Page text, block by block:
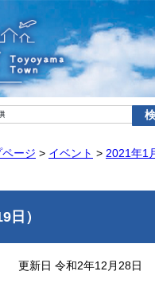
ページ > イベント > 2021年1
日）
更新日 令和2年12月28日